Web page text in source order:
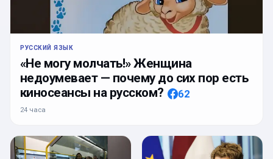
РУССКИЙ ЯЗЫК
«Не могу молчать!» Женщина
недоумевает — почему до сих пор есть
киносеансы на русском?
62
24 часа